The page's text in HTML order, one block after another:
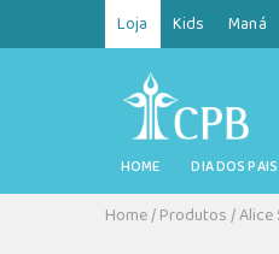
Loja Kids Maná
HOME DIA DOS
Home/Produtos/Alice